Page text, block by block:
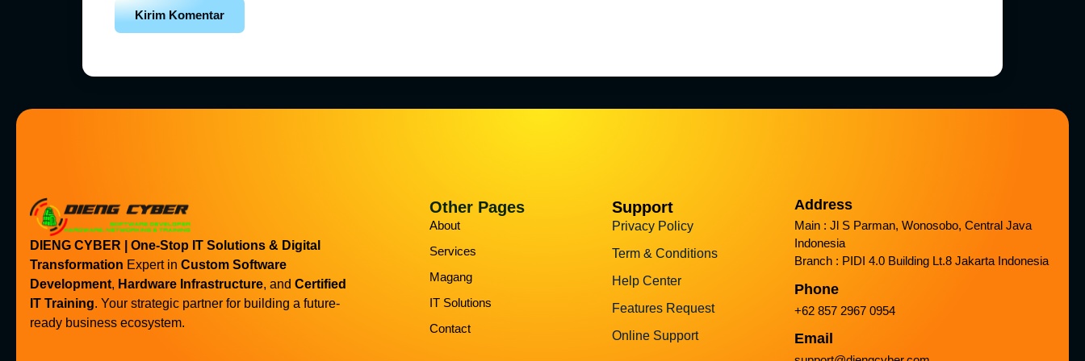
DIENG CYBER | One-Stop IT Solutions & Digital
Transformation Expert in Custom Software
Development, Hardware Infrastructure, and Certified
IT Training. Your strategic partner for building a future-
ready business ecosystem.
Other Pages
About
Services
Magang
IT Solutions
Contact
Support
Privacy Policy
Term & Conditions
Help Center
Features Request
Online Support
Address
Main : Jl S Parman, Wonosobo, Central Java
Indonesia
Branch : PIDI 4.0 Building Lt.8 Jakarta Indonesia
Phone
+62 857 2967 0954
Email